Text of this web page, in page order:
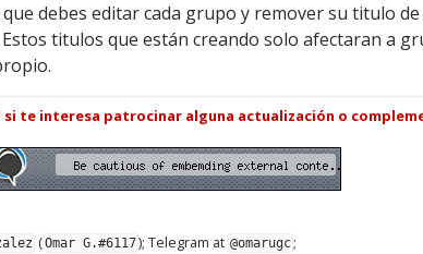
que debes editar cada grupo y remover su titulo
titulos que están creando solo afectaran a
si te interesa patrocinar alguna actualización o
(Omar G.#6117); Telegram at @omarugc ;